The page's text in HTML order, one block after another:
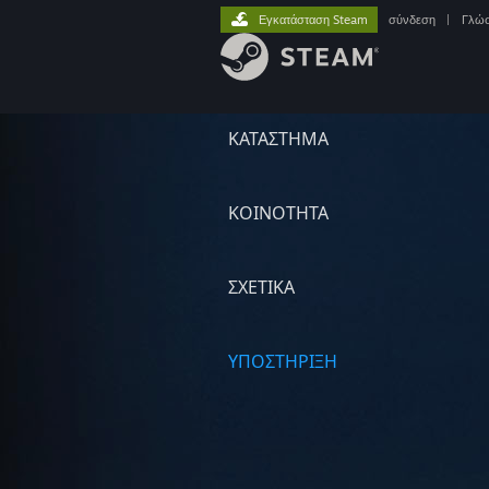
ΚΑΤΑΣΤΗΜΑ
ΚΟΙΝΟΤΗΤΑ
ΣΧΕΤΙΚΆ
ΥΠΟΣΤΗΡΙΞΗ
Εγκατάσταση Steam σύνδεση